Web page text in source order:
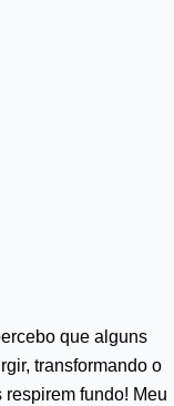
que alguns
transformando o
fundo! Meu